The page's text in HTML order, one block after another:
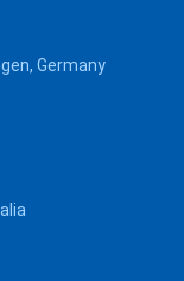
Germany